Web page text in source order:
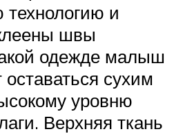
и
швы
одежде малыш
оставаться сухим
уровню
Верхняя ткань